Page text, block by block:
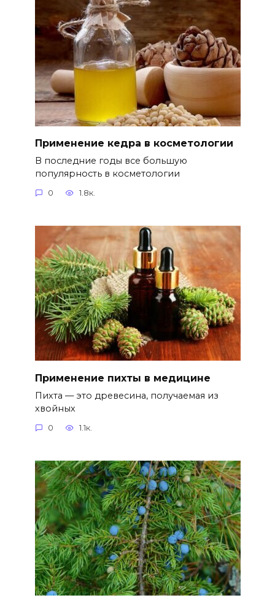
Применение кедра в косметологии
В последние годы все большую
популярность в косметологии
0 1.8к.
Применение пихты в медицине
Пихта — это древесина, получаемая из
хвойных
0 1.1к.